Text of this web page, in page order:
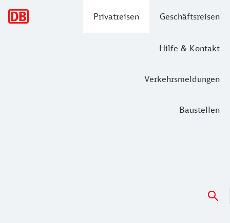
Privatreisen Geschäftsreisen
Hilfe & Kontakt
Verkehrsmeldungen
Baustellen